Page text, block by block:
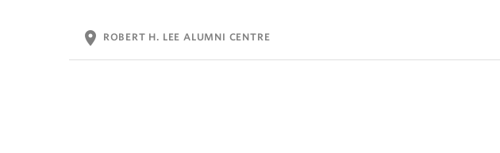
location_on ROBERT H. LEE ALUMNI CENTRE